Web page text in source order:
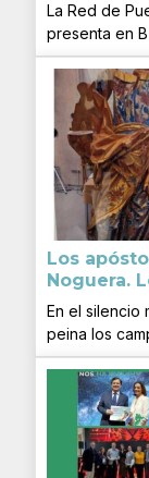
La Red de
presenta en
Los
Noguera.
En el silencio
peina los